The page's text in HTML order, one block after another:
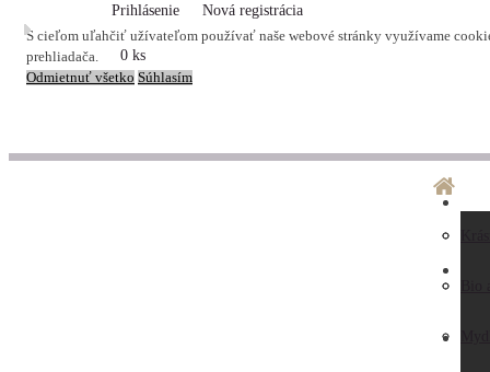
S cieľom uľahčiť užívateľom používať naše webové stránky využívame
prehliadača.
Odmietnuť všetko Súhlasím
Prihlásenie Nová registrácia
0 ks